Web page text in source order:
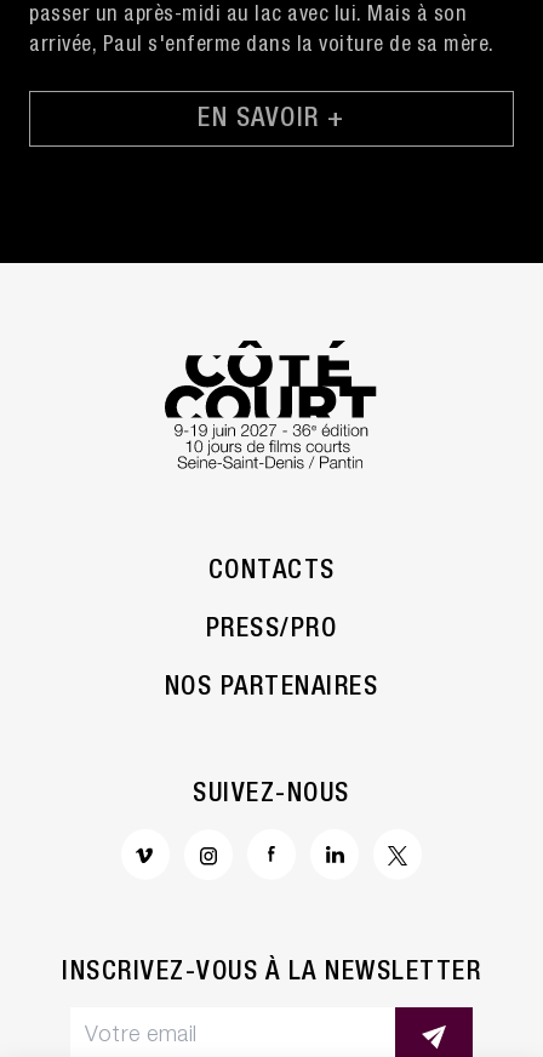
passer un après-midi au lac avec lui. Mais à son
arrivée, Paul s'enferme dans la voiture de sa mère.
EN SAVOIR +
CONTACTS
PRESS/PRO
NOS PARTENAIRES
SUIVEZ-NOUS
INSCRIVEZ-VOUS À LA NEWSLETTER